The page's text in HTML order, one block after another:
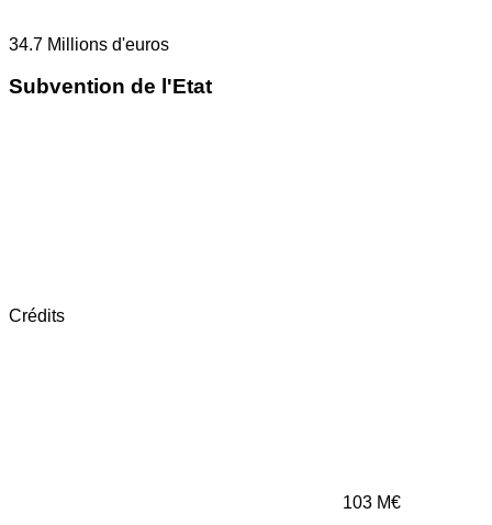
34.7 Millions d'euros
Subvention de l'Etat
Crédits
103 M€